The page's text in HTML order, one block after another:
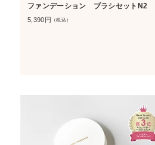
ファンデーション ブラシセットN2
5,390円 （税込）